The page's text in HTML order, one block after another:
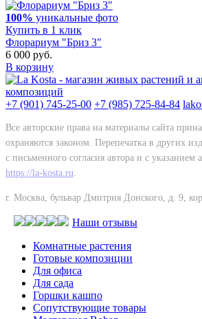
100% уникальные фото
Купить в 1 клик
Флорариум "Бриз 3"
6 000 руб.
В корзину
+7 (901) 745-25-00 +7 (985) 725-84-84
Все авторские права на материалы сайта
охраняются законом. Перепечатка в других
с письменного согласия автора и с указанием
https://la-kosta.ru.
г. Москва, бульвар Дмитрия Донского, д. 9,
Наши отзывы
Комнатные растения
Готовые композиции
Для офиса
Для сада
Горшки кашпо
Сопутствующие товары